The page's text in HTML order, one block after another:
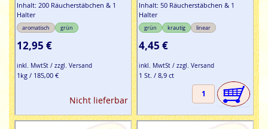
Inhalt: 200 Räucherstäbchen & 1
Halter
aromatisch grün
12,95 €
inkl. MwtSt / zzgl. Versand
1kg / 185,00 €
Nicht lieferbar
Inhalt: 50 Räucherstäbchen & 1
Halter
grün krautig linear
4,45 €
inkl. MwtSt / zzgl. Versand
1 St. / 8,9 ct